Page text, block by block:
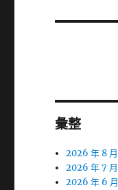
篇
彙整
2026 年 8 月
2026 年 7 月
2026 年 6 月